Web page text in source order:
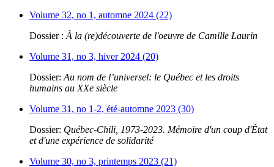
Volume 32, no 1, automne 2024 (22)
Dossier : À la (re)découverte de l'oeuvre de Camille Laurin
Volume 31, no 3, hiver 2024 (20)
Dossier: Au nom de l’universel: le Québec et les droits
humains au XXe siècle
Volume 31, no 1-2, été-automne 2023 (30)
Dossier: Québec-Chili, 1973-2023. Mémoire d'un coup d'État
et d'une expérience de solidarité
Volume 30, no 3, printemps 2023 (21)